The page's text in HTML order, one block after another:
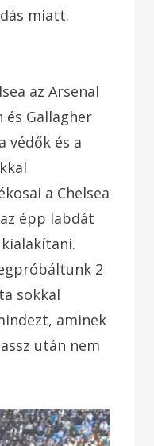
miatt.
az Arsenal
és Gallagher
védők és a
a Chelsea
épp labdát
2
sokkal
aminek
után nem